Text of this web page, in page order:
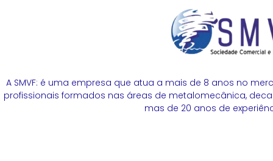
A SMVF: é uma empresa que atua a mais de 8 anos no
profissionais formados nas áreas de metalomecânica,
mas de 20 anos de